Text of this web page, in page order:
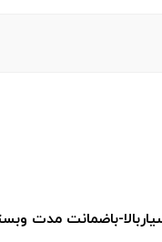
-باضمانت مدت